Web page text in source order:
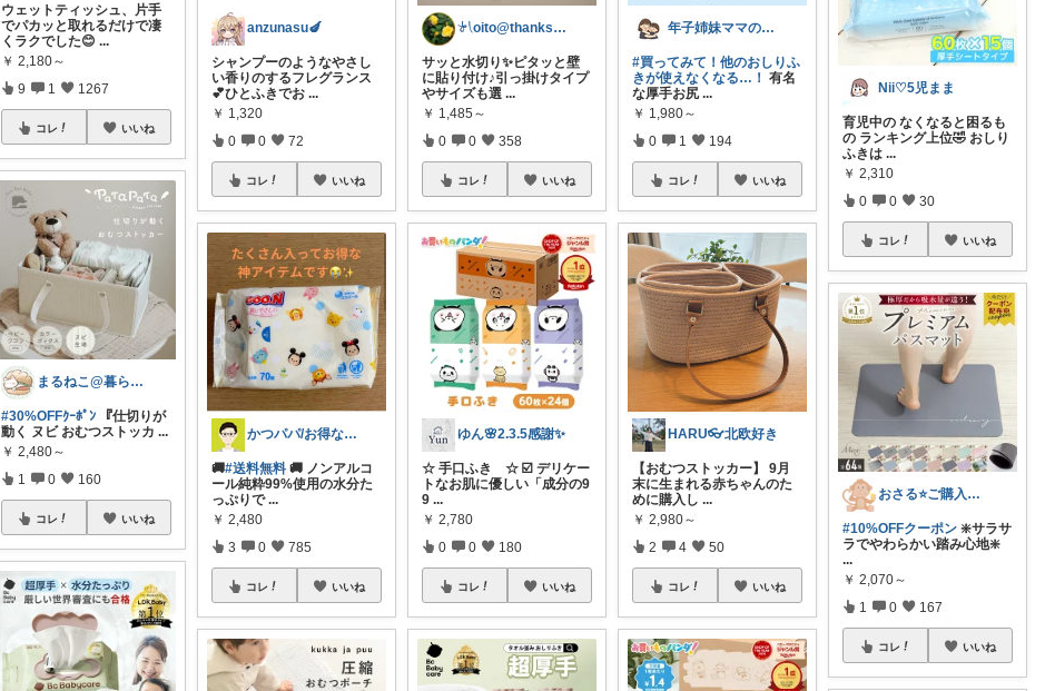
ウェットティッシュ、片手
でパカッと取れるだけで凄
くラクでした😊 ...
￥ 2,180～
9 1 1267
コレ いいね
まるねこ@暮らしと子育て🐈️🌸
#30%OFFｸｰﾎﾟﾝ 『仕切りが
動く ヌビ おむつストッカ ...
￥ 2,480～
1 0 160
コレ いいね
anzunasu🍆
シャンプーのようなやさし
い香りのするフレグランス
💕ひとふきでお ...
￥ 1,320
0 0 72
コレ いいね
かつパパ/お得な子供服、育児商品の紹介✨
🚚#送料無料 🚚 ノンアルコ
ール純粋99%使用の水分た
っぷりで ...
￥ 2,480
3 0 785
コレ いいね
𓍯oito@thanks ꕮ…
サッと水切り✨ピタッと壁
に貼り付け♪引っ掛けタイプ
やサイズも選 ...
￥ 1,485～
0 0 358
コレ いいね
ゆん🌸2.3.5感謝✨
☆ 手口ふき ☆ ☑️ デリケー
トなお肌に優しい「成分の9
9 ...
￥ 2,780
0 0 180
コレ いいね
年子姉妹ママのトシコ｜２歳&３歳
#買ってみて！他のおしりふ
きが使えなくなる…！ 有名
な厚手お尻 ...
￥ 1,980～
0 1 194
コレ いいね
HARU👓北欧好き
【おむつストッカー】 9月
末に生まれる赤ちゃんのた
めに購入し ...
￥ 2,980～
2 4 50
コレ いいね
Nii♡5児まま
育児中の なくなると困るも
の ランキング上位🤣 おしり
ふきは ...
￥ 2,310
0 0 30
コレ いいね
おさる⭐ご購入感謝🐹
#10%OFFクーポン ❇️サラサ
ラでやわらかい踏み心地❇️
...
￥ 2,070～
1 0 167
コレ いいね